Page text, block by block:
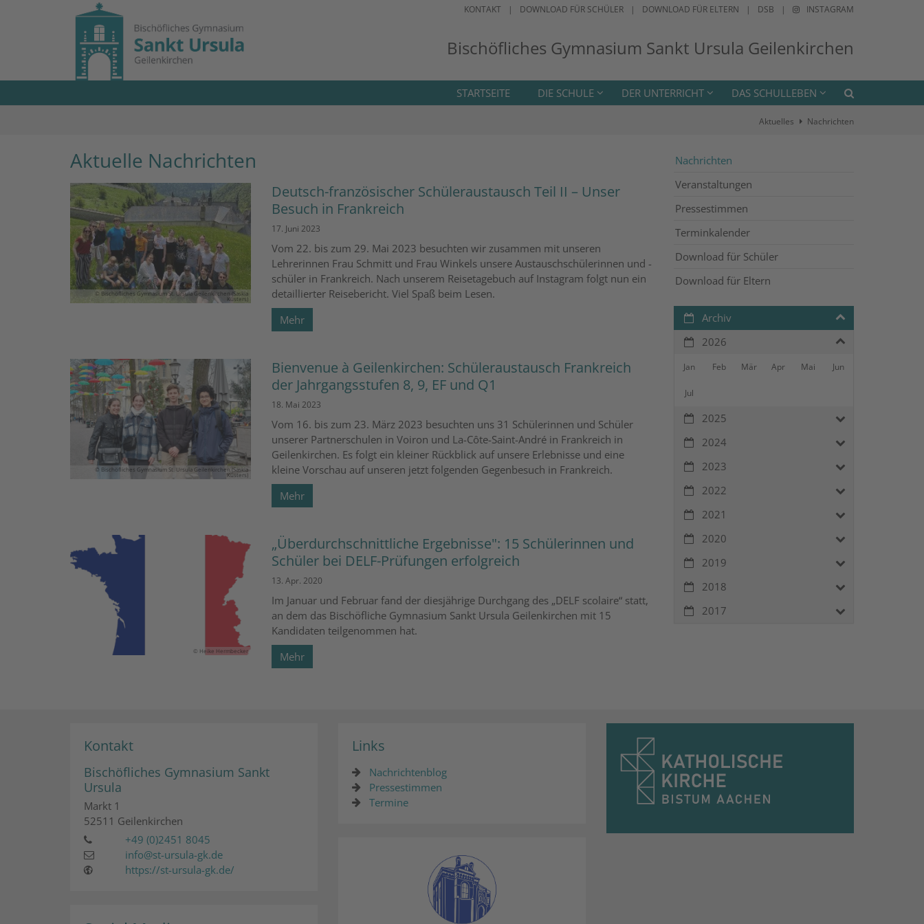
KONTAKT DOWNLOAD FÜR SCHÜLER DOWNLOAD FÜR ELTERN DSB INSTAGRAM
Bischöfliches Gymnasium Sankt Ursula Geilenkirchen
STARTSEITE DIE SCHULE DER UNTERRICHT DAS SCHULLEBEN
Aktuelles Nachrichten
Aktuelle Nachrichten
© Bischöfliches Gymnasium St. Ursula Geilenkirchen (Saskia
Küsters)
Deutsch-französischer Schüleraustausch Teil II – Unser
Besuch in Frankreich
17. Juni 2023
Vom 22. bis zum 29. Mai 2023 besuchten wir zusammen mit unseren
Lehrerinnen Frau Schmitt und Frau Winkels unsere Austauschschülerinnen und -
schüler in Frankreich. Nach unserem Reisetagebuch auf Instagram folgt nun ein
detaillierter Reisebericht. Viel Spaß beim Lesen.
Mehr
© Bischöfliches Gymnasium St. Ursula Geilenkirchen (Saskia
Küsters)
Bienvenue à Geilenkirchen: Schüleraustausch Frankreich
der Jahrgangsstufen 8, 9, EF und Q1
18. Mai 2023
Vom 16. bis zum 23. März 2023 besuchten uns 31 Schülerinnen und Schüler
unserer Partnerschulen in Voiron und La-Côte-Saint-André in Frankreich in
Geilenkirchen. Es folgt ein kleiner Rückblick auf unsere Erlebnisse und eine
kleine Vorschau auf unseren jetzt folgenden Gegenbesuch in Frankreich.
Mehr
© Heike Hermbecker
„Überdurchschnittliche Ergebnisse": 15 Schülerinnen und
Schüler bei DELF-Prüfungen erfolgreich
13. Apr. 2020
Im Januar und Februar fand der diesjährige Durchgang des „DELF scolaire“ statt,
an dem das Bischöfliche Gymnasium Sankt Ursula Geilenkirchen mit 15
Kandidaten teilgenommen hat.
Mehr
Nachrichten
Veranstaltungen
Pressestimmen
Terminkalender
Download für Schüler
Download für Eltern
Archiv
2026
Jan Feb Mär Apr Mai Jun
Jul
2025
2024
2023
2022
2021
2020
2019
2018
2017
Kontakt
Bischöfliches Gymnasium Sankt
Ursula
Markt 1
52511 Geilenkirchen
+49 (0)2451 8045
info@st-ursula-gk.de
https://st-ursula-gk.de/
Links
Nachrichtenblog
Pressestimmen
Termine